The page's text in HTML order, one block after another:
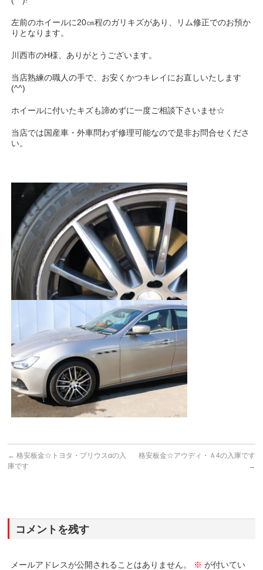
左前のホイールに20㎝程のガリキズがあり、リム修正でのお預か
りとなります。
川西市のH様、ありがとうございます。
当店熟練の職人の手で、お安くかつキレイにお直しいたします
(^^)
ホイールに付いたキズも諦めずに一度ご相談下さいませ☆
当店では国産車・外車問わず修理可能なので是非お問合せくださ
い。
← 格安板金☆トヨタ・プリウスαの入
庫です
格安板金☆アウディ・Ａ4の入庫です
→
コメントを残す
メールアドレスが公開されることはありません。 ※ が付いてい